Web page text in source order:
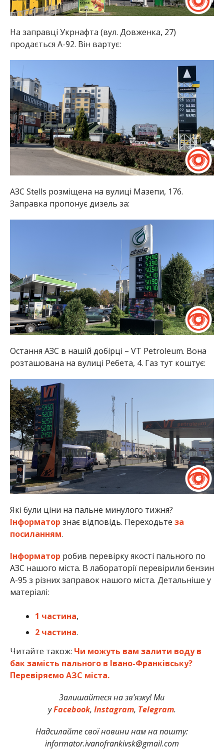
На заправці Укрнафта (вул. Довженка, 27)
продається А-92. Він вартує:
АЗС Stells розміщена на вулиці Мазепи, 176.
Заправка пропонує дизель за:
Остання АЗС в нашій добірці – VT Petroleum. Вона
розташована на вулиці Ребета, 4. Газ тут коштує:
Які були ціни на пальне минулого тижня?
Інформатор знає відповідь. Переходьте за
посиланням.
Інформатор робив перевірку якості пального по
АЗС нашого міста. В лабораторії перевірили бензин
А-95 з різних заправок нашого міста. Детальніше у
матеріалі:
1 частина,
2 частина.
Читайте також: Чи можуть вам залити воду в
бак замість пального в Івано-Франківську?
Перевіряємо АЗС міста.
Залишайтеся на зв’язку! Ми
уFacebook, Instagram, Telegram.
Надсилайте свої новини нам на пошту:
informator.ivanofrankivsk@gmail.com